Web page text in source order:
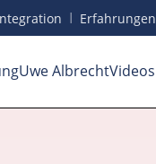
I Erfahrungen
Uwe AlbrechtVideos